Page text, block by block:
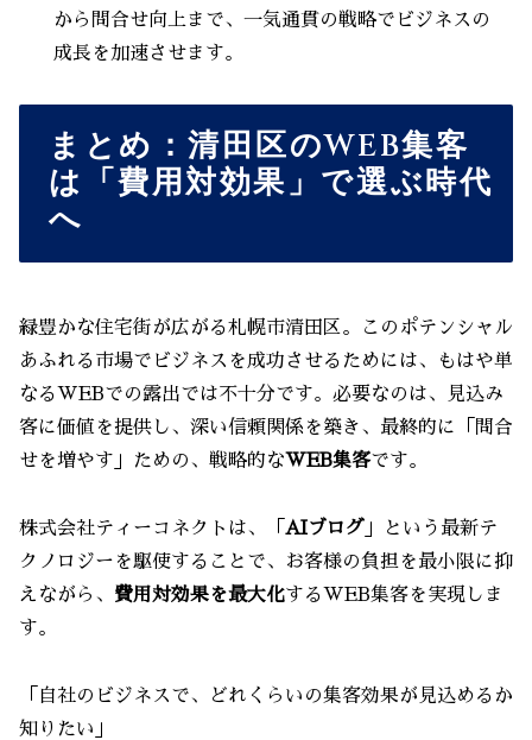
から問合せ向上まで、一気通貫の戦略でビジネスの
成長を加速させます。
まとめ：清田区のWEB集客
は「費用対効果」で選ぶ時代
へ
緑豊かな住宅街が広がる札幌市清田区。このポテンシャル
あふれる市場でビジネスを成功させるためには、もはや単
なるWEBでの露出では不十分です。必要なのは、見込み
客に価値を提供し、深い信頼関係を築き、最終的に「問合
せを増やす」ための、戦略的なWEB集客です。
株式会社ティーコネクトは、「 AIブログ 」という最新テ
クノロジーを駆使することで、お客様の負担を最小限に抑
えながら、 費用対効果を最大化するWEB集客を実現しま
す。
「自社のビジネスで、どれくらいの集客効果が見込めるか
知りたい」